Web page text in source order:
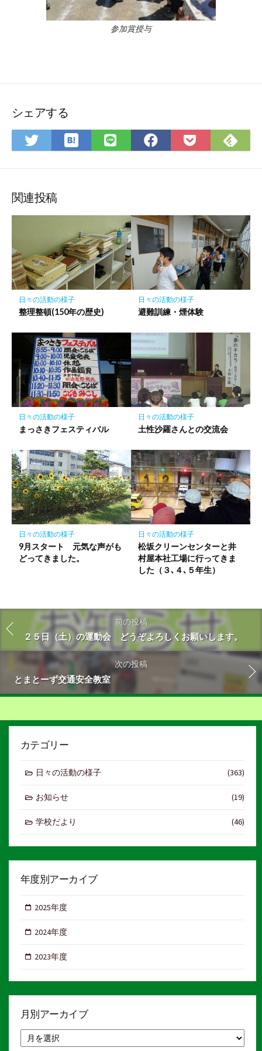
参加賞授与
シェアする
Twitter
で
ア
は
て
ー
ク
に
保
存
LINE
で
Facebook
で
Pocket
に
で
関連投稿
日々の活動の様子
整理整頓(150年の歴史)
日々の活動の様子
避難訓練・煙体験
日々の活動の様子
まっさきフェスティバル
日々の活動の様子
土性沙羅さんとの交流会
日々の活動の様子
9月スタート 元気な声がも
どってきました。
日々の活動の様子
松坂クリーンセンターと井
村屋本社工場に行ってきま
した（３､４､５年生）
前の投稿
２５日（土）の運動会 どうぞよろしくお願いします。
次の投稿
とまとーず交通安全教室
カテゴリー
日々の活動の様子 (363)
お知らせ (19)
学校だより (46)
年度別アーカイブ
2025年度
2024年度
2023年度
月別アーカイブ
別